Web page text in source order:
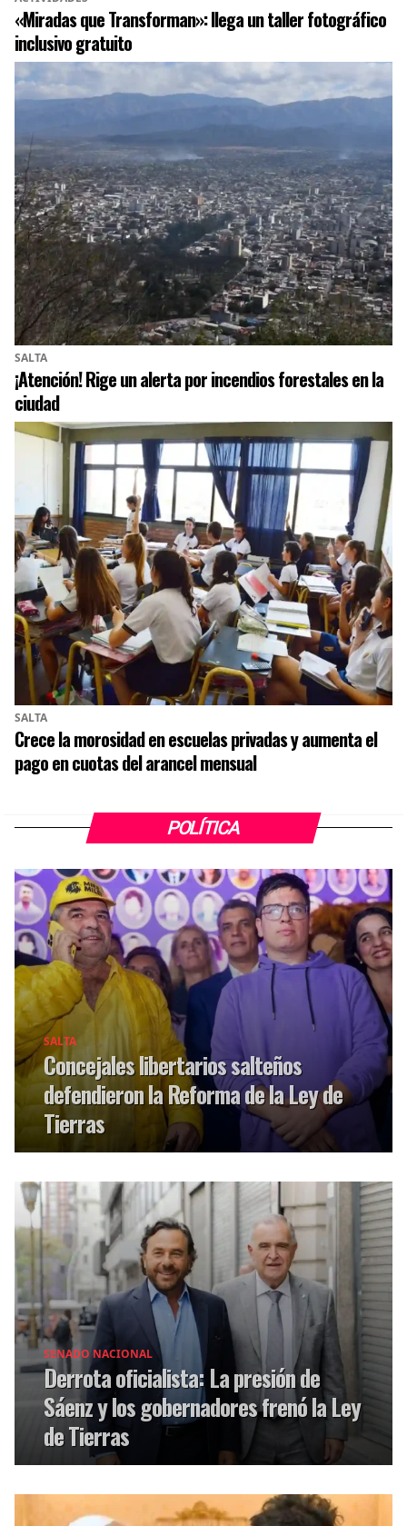
«Miradas que Transforman»: llega un taller fotográfico
inclusivo gratuito
SALTA
¡Atención! Rige un alerta por incendios forestales en la
ciudad
SALTA
Crece la morosidad en escuelas privadas y aumenta el
pago en cuotas del arancel mensual
POLÍTICA
SALTA
Concejales libertarios salteños
defendieron la Reforma de la Ley de
Tierras
SENADO NACIONAL
Derrota oficialista: La presión de
Sáenz y los gobernadores frenó la Ley
de Tierras